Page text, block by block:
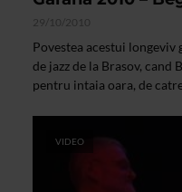
29/10/2010
Povestea acestui
de jazz de la Brasov, cand
pentru intaia oara, de
VIDEO